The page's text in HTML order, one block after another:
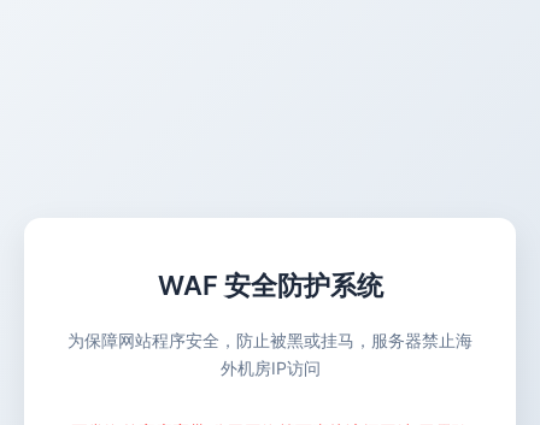
WAF 安全防护系统
为保障网站程序安全，防止被黑或挂马，服务器禁止海
外机房IP访问